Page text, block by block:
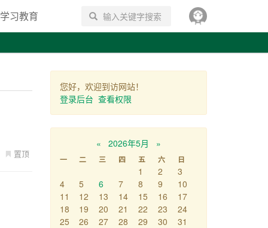
学习教育 搜索
置顶
您好，欢迎到访网站！
登录后台 查看权限
« 2026年5月 »
一 二 三 四 五 六 日
1 2
3
4
5 6 7 8 9
10
11
12 13 14 15 16
17
18
19 20 21 22 23
24
25
26 27 28 29 30 31